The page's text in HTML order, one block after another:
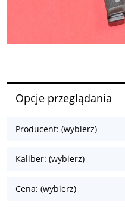
Opcje przeglądania
Producent: (wybierz)
Kaliber: (wybierz)
Cena: (wybierz)